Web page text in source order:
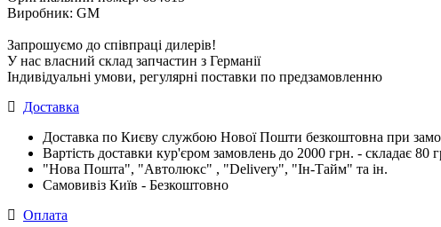
Виробник: GM
Запрошуємо до співпраці дилерів!
У нас власний склад запчастин з Германії
Індивідуальні умови, регулярні поставки по предзамовленню
Доставка
Доставка по Києву службою Нової Пошти безкоштовна при
Вартість доставки кур'єром замовлень до 2000 грн. - складає 80
"Нова Пошта", "Автолюкс" , "Delivery", "Iн-Тайм" та ін.
Самовивіз Київ - Безкоштовно
Оплата